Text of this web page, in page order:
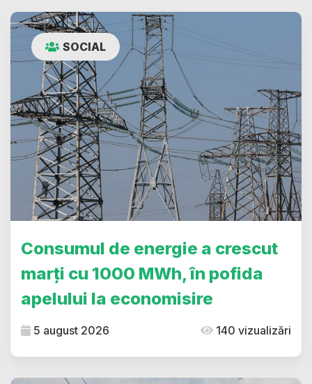
SOCIAL
Consumul de energie a crescut
marți cu 1000 MWh, în pofida
apelului la economisire
5 august 2026 140 vizualizări